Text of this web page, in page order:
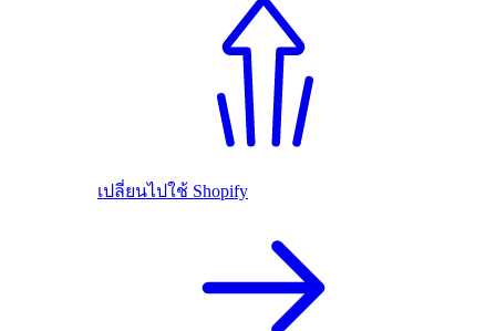
เปลี่ยนไปใช้ Shopify